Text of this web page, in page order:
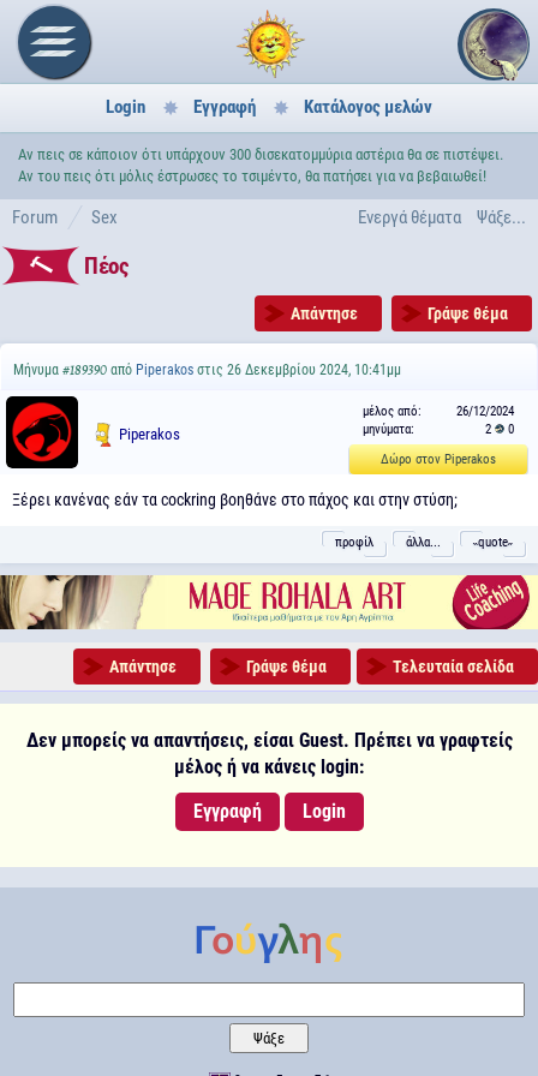
Login Εγγραφή Κατάλογος μελών
Αν πεις σε κάποιον ότι υπάρχουν 300 δισεκατομμύρια αστέρια θα σε πιστέψει.
Αν του πεις ότι μόλις έστρωσες το τσιμέντο, θα πατήσει για να βεβαιωθεί!
Ενεργά θέματα Ψάξε...
Forum Sex
Πέος
Απάντησε Γράψε θέμα
Μήνυμα #189390 από Piperakos στις 26 Δεκεμβρίου 2024, 10:41μμ
Piperakos
μέλος από:
26/12/2024
μηνύματα:
2
0
Δώρο στον Piperakos
Ξέρει κανένας εάν τα cockring βοηθάνε στο πάχος και στην στύση;
προφίλ άλλα... ˵quote˶
Απάντησε Γράψε θέμα Τελευταία σελίδα
Δεν μπορείς να απαντήσεις, είσαι Guest. Πρέπει να γραφτείς
μέλος ή να κάνεις login:
Εγγραφή
Login